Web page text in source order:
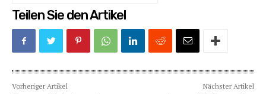
Teilen Sie den Artikel
Vorheriger Artikel Nächster Artikel